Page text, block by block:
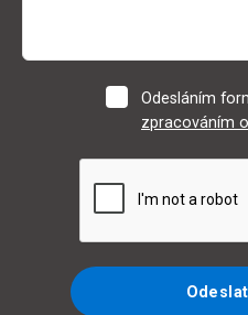
Odesláním
zpracováním